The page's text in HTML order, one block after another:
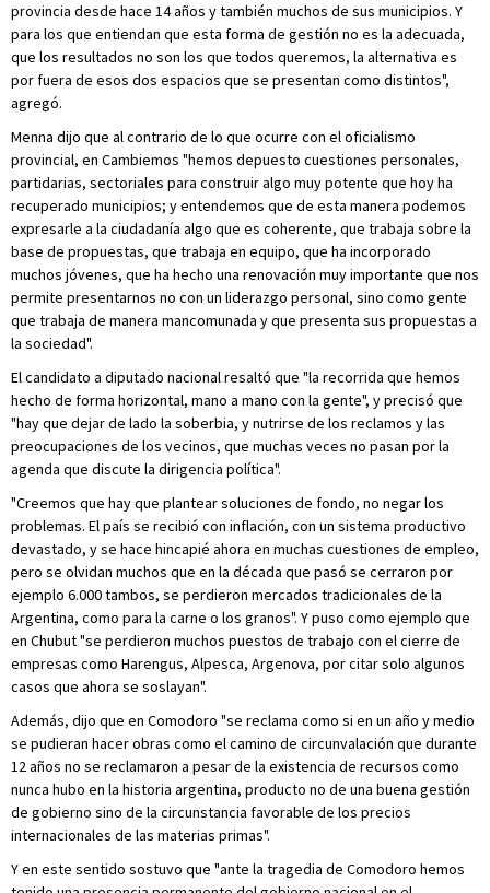
provincia desde hace 14 años y también muchos de sus municipios. Y
para los que entiendan que esta forma de gestión no es la adecuada,
que los resultados no son los que todos queremos, la alternativa es
por fuera de esos dos espacios que se presentan como distintos",
agregó.
Menna dijo que al contrario de lo que ocurre con el oficialismo
provincial, en Cambiemos "hemos depuesto cuestiones personales,
partidarias, sectoriales para construir algo muy potente que hoy ha
recuperado municipios; y entendemos que de esta manera podemos
expresarle a la ciudadanía algo que es coherente, que trabaja sobre la
base de propuestas, que trabaja en equipo, que ha incorporado
muchos jóvenes, que ha hecho una renovación muy importante que nos
permite presentarnos no con un liderazgo personal, sino como gente
que trabaja de manera mancomunada y que presenta sus propuestas a
la sociedad".
El candidato a diputado nacional resaltó que "la recorrida que hemos
hecho de forma horizontal, mano a mano con la gente", y precisó que
"hay que dejar de lado la soberbia, y nutrirse de los reclamos y las
preocupaciones de los vecinos, que muchas veces no pasan por la
agenda que discute la dirigencia política".
"Creemos que hay que plantear soluciones de fondo, no negar los
problemas. El país se recibió con inflación, con un sistema productivo
devastado, y se hace hincapié ahora en muchas cuestiones de empleo,
pero se olvidan muchos que en la década que pasó se cerraron por
ejemplo 6.000 tambos, se perdieron mercados tradicionales de la
Argentina, como para la carne o los granos". Y puso como ejemplo que
en Chubut "se perdieron muchos puestos de trabajo con el cierre de
empresas como Harengus, Alpesca, Argenova, por citar solo algunos
casos que ahora se soslayan".
Además, dijo que en Comodoro "se reclama como si en un año y medio
se pudieran hacer obras como el camino de circunvalación que durante
12 años no se reclamaron a pesar de la existencia de recursos como
nunca hubo en la historia argentina, producto no de una buena gestión
de gobierno sino de la circunstancia favorable de los precios
internacionales de las materias primas".
Y en este sentido sostuvo que "ante la tragedia de Comodoro hemos